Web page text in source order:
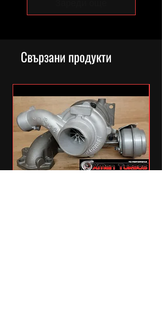
Свързани продукти